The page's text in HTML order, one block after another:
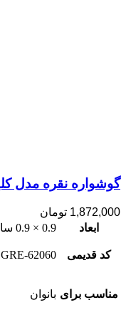
گوشواره نقره مدل
1,872,000 تومان
ابعاد
0.9 × 0.9 سانتیمتر
کد قدیمی 62060-GRE
مناسب برای بانوان